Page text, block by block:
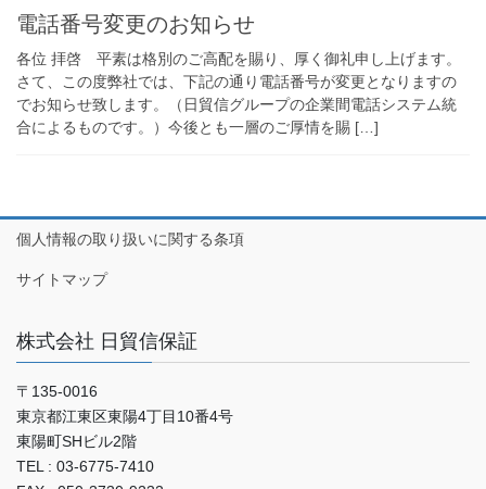
電話番号変更のお知らせ
各位 拝啓 平素は格別のご高配を賜り、厚く御礼申し上げます。
さて、この度弊社では、下記の通り電話番号が変更となりますの
でお知らせ致します。（日貿信グループの企業間電話システム統
合によるものです。）今後とも一層のご厚情を賜 […]
個人情報の取り扱いに関する条項
サイトマップ
株式会社 日貿信保証
〒135-0016
東京都江東区東陽4丁目10番4号
東陽町SHビル2階
TEL : 03-6775-7410